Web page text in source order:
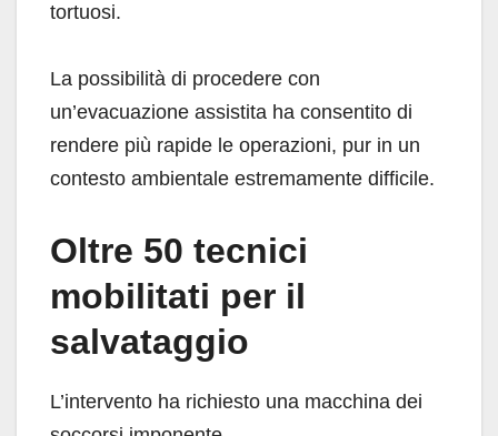
tortuosi.
La possibilità di procedere con
un’evacuazione assistita ha consentito di
rendere più rapide le operazioni, pur in un
contesto ambientale estremamente difficile.
Oltre 50 tecnici
mobilitati per il
salvataggio
L’intervento ha richiesto una macchina dei